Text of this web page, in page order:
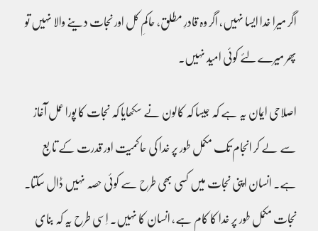
اگر میرا خدا ایسا نہیں، اگر وہ قادرِ مطلق، حاکمِ کل اور نجات دینے والا نہیں تو
پھر میرے لئے کوئی امید نہیں۔
اصلاحی ایمان یہ ہے کہ جیسا کہ کالون نے سکھایا کہ نجات کا پورا عمل آغاز
سے لے کر انجام تک مکمل طور پر خدا کی حاکمیت اور قدرت کے تابع
ہے۔ انسان اپنی نجات میں کسی بھی طرح سے کوئی حصہ نہیں ڈال سکتا۔
نجات مکمل طور پر خدا کا کام ہے، انسان کا نہیں۔ اِسی طرح یہ کہ بنای